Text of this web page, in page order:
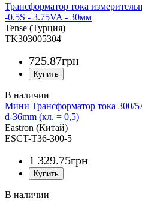
Трансформатор тока
-0.5S - 3.75VA - 30мм
Tense (Турция)
TK303005304
725.87грн
Мини Трансформатор тока 300/
d-36mm (кл. = 0,5)
Eastron (Китай)
ESCT-T36-300-5
1 329.75грн